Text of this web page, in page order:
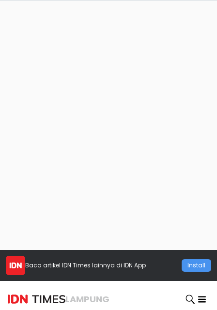
Baca artikel IDN Times lainnya di IDN App Install
LAMPUNG